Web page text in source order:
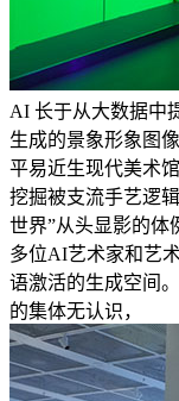
AI 长于从大数据中
生成的景象形象图
平易近生现代美术
挖掘被支流手艺逻
世界”从头显影的体
多位AI艺术家和艺
语激活的生成空间
的集体无认识，